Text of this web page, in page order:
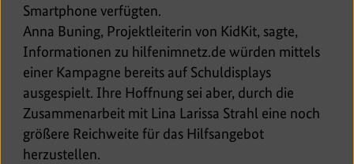
Smartphone verfügten.
Anna Buning, Projektleiterin von KidKit, sagte,
Informationen zu hilfenimnetz.de würden mittels
einer Kampagne bereits auf Schuldisplays
ausgespielt. Ihre Hoffnung sei aber, durch die
Zusammenarbeit mit Lina Larissa Strahl eine noch
größere Reichweite für das Hilfsangebot
herzustellen.